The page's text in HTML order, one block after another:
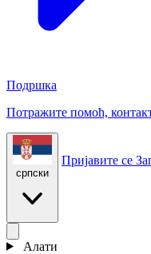
Подршка
Потражите помоћ,
српски
Пријавите се
Алати